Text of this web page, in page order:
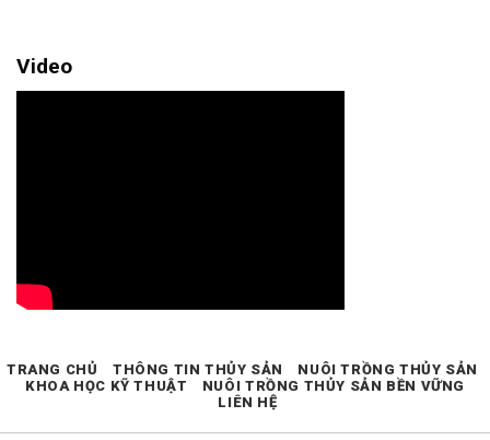
Video
TRANG CHỦ THÔNG TIN THỦY SẢN
NUÔI TRỒNG THỦY SẢN
KHOA HỌC KỸ THUẬT
NUÔI TRỒNG THỦY SẢN BỀN VỮNG
LIÊN HỆ